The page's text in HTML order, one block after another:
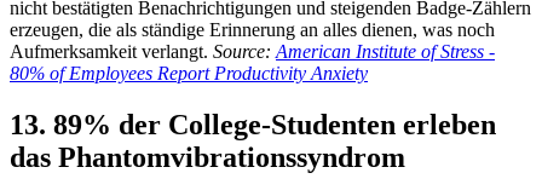
nicht bestätigten Benachrichtigungen und steigenden Badge-Zählern
erzeugen, die als ständige Erinnerung an alles dienen, was noch
Aufmerksamkeit verlangt. Source: American Institute of Stress -
80% of Employees Report Productivity Anxiety
13. 89% der College-Studenten erleben
das Phantomvibrationssyndrom